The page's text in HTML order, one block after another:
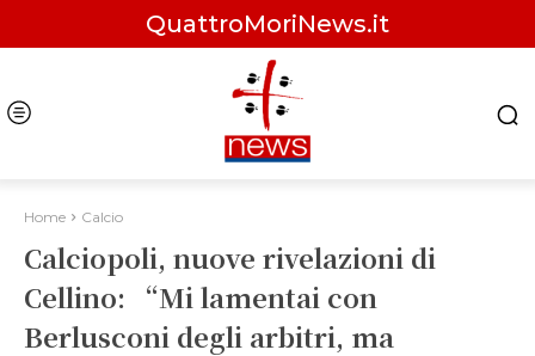
QuattroMoriNews.it
Home Calcio
Calciopoli, nuove rivelazioni di
Cellino: “Mi lamentai con
Berlusconi degli arbitri, ma